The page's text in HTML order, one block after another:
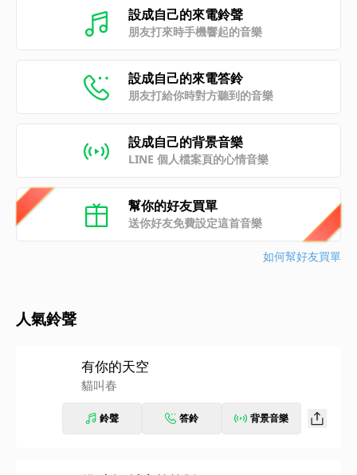
設成自己的來電鈴聲
朋友打來時手機響起的音樂
設成自己的來電答鈴
朋友打給你時對方聽到的音樂
設成自己的背景音樂
LINE 個人檔案頁的心情音樂
幫你的好友買單
送你好友免費設定這首音樂
如何幫好友買單
人氣鈴聲
有你的天空
貓叫春
鈴聲 答鈴 背景音樂